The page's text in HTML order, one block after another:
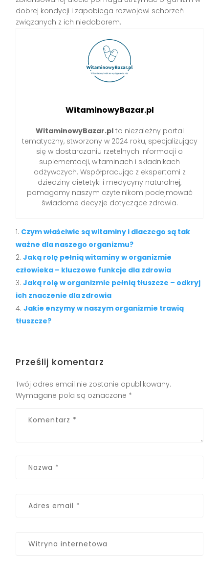
dobrej kondycji i zapobiega rozwojowi schorzeń
związanych z ich niedoborem.
WitaminowyBazar.pl
WitaminowyBazar.plto niezależny portal
tematyczny, stworzony w 2024 roku, specjalizujący
się w dostarczaniu rzetelnych informacji o
suplementacji, witaminach i składnikach
odżywczych. Współpracując z ekspertami z
dziedziny dietetyki i medycyny naturalnej,
pomagamy naszym czytelnikom podejmować
świadome decyzje dotyczące zdrowia.
Czym właściwie są witaminy i dlaczego są tak
ważne dla naszego organizmu?
Jaką rolę pełnią witaminy w organizmie
człowieka – kluczowe funkcje dla zdrowia
Jaką rolę w organizmie pełnią tłuszcze – odkryj
ich znaczenie dla zdrowia
Jakie enzymy w naszym organizmie trawią
tłuszcze?
Prześlij komentarz
Twój adres email nie zostanie opublikowany.
Wymagane pola są oznaczone *